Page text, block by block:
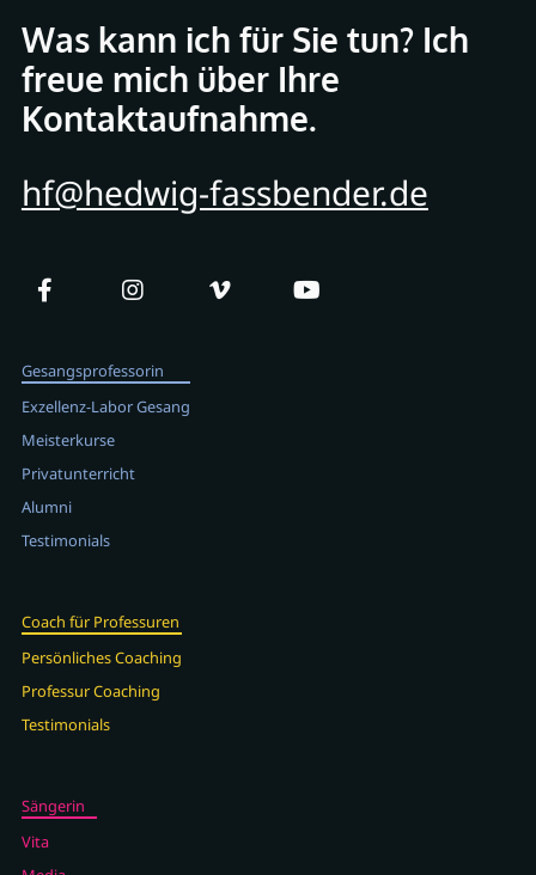
Was kann ich für Sie tun? Ich
freue mich über Ihre
Kontaktaufnahme.
hf@hedwig-fassbender.de
Gesangsprofessorin
Exzellenz-Labor Gesang
Meisterkurse
Privatunterricht
Alumni
Testimonials
Coach für Professuren
Persönliches Coaching
Professur Coaching
Testimonials
Sängerin
Vita